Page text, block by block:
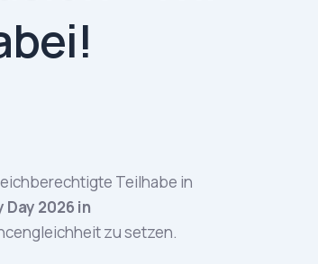
Teilhabe in
2026 in
zu setzen.